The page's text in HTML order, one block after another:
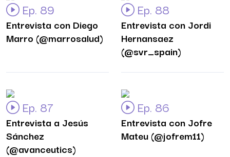
Ep. 89
Entrevista con Diego
Marro (@marrosalud)
Ep. 88
Entrevista con Jordi
Hernansaez
(@svr_spain)
Ep. 87
Entrevista a Jesús
Sánchez
(@avanceutics)
Ep. 86
Entrevista con Jofre
Mateu (@jofrem11)